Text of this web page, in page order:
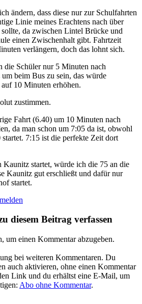
ändern, dass diese nur zur Schulfahrten
Linie meines Erachtens nach über
da zwischen Lintel Brücke und
einen Zwischenhalt gibt. Fahrtzeit
verlängern, doch das lohnt sich.
die Schüler nur 5 Minuten nach
um beim Bus zu sein, das würde
10 Minuten erhöhen.
zustimmen.
Fahrt (6.40) um 10 Minuten nach
da man schon um 7:05 da ist, obwohl
7:15 ist die perfekte Zeit dort
Kaunitz startet, würde ich die 75 an die
Kaunitz gut erschließt und dafür nur
startet.
diesem Beitrag verfassen
um einen Kommentar abzugeben.
bei weiteren Kommentaren. Du
auch aktivieren, ohne einen Kommentar
Link und du erhältst eine E-Mail, um
Abo ohne Kommentar.